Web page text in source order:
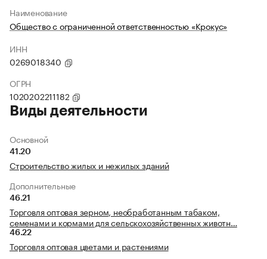
Наименование
Общество с ограниченной ответственностью «Крокус»
ИНН
0269018340
ОГРН
1020202211182
Виды деятельности
Основной
41.20
Строительство жилых и нежилых зданий
Дополнительные
46.21
Торговля оптовая зерном, необработанным табаком,
семенами и кормами для сельскохозяйственных животн…
46.22
Торговля оптовая цветами и растениями